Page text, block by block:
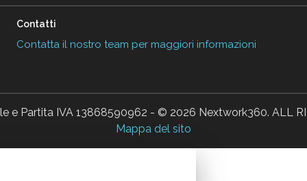
Contatti
Contatta il nostro team per maggiori informazioni
e Partita IVA 13868590962 - © 2026 Nextwork360. ALL
Mappa del sito